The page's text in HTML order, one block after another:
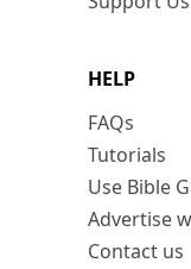
HELP
FAQs
Tutorials
Use Bible
Advertise
Contact us